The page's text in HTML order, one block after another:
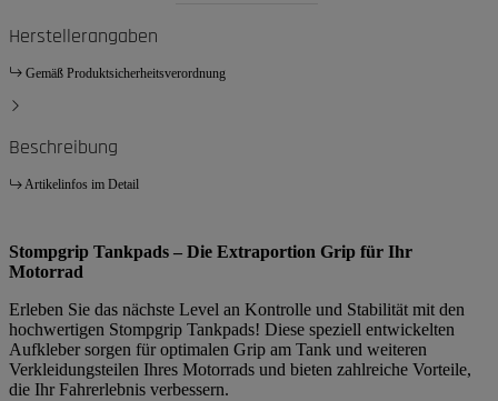
Herstellerangaben
Gemäß Produktsicherheitsverordnung
Beschreibung
Artikelinfos im Detail
Stompgrip Tankpads – Die Extraportion Grip für Ihr
Motorrad
Erleben Sie das nächste Level an Kontrolle und Stabilität mit den
hochwertigen Stompgrip Tankpads! Diese speziell entwickelten
Aufkleber sorgen für optimalen Grip am Tank und weiteren
Verkleidungsteilen Ihres Motorrads und bieten zahlreiche Vorteile,
die Ihr Fahrerlebnis verbessern.